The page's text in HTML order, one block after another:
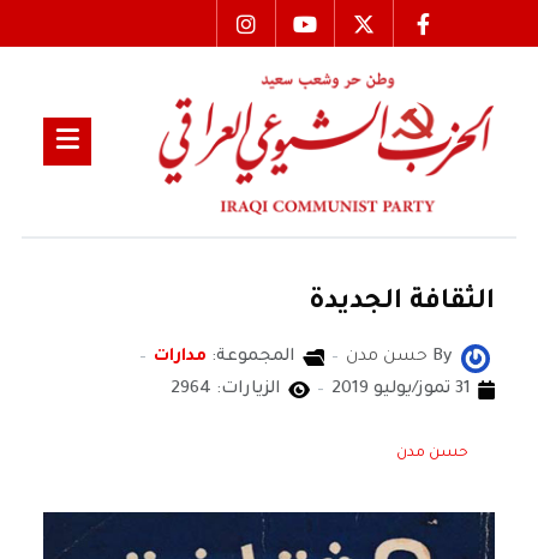
الثقافة الجديدة
By حسن مدن المجموعة: مدارات
31 تموز/يوليو 2019
الزيارات: 2964
حسن مدن